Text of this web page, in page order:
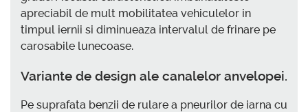
apreciabil de mult mobilitatea vehiculelor in
timpul iernii si diminueaza intervalul de frinare pe
carosabile lunecoase.
Variante de design ale canalelor anvelopei.
Pe suprafata benzii de rulare a pneurilor de iarna cu